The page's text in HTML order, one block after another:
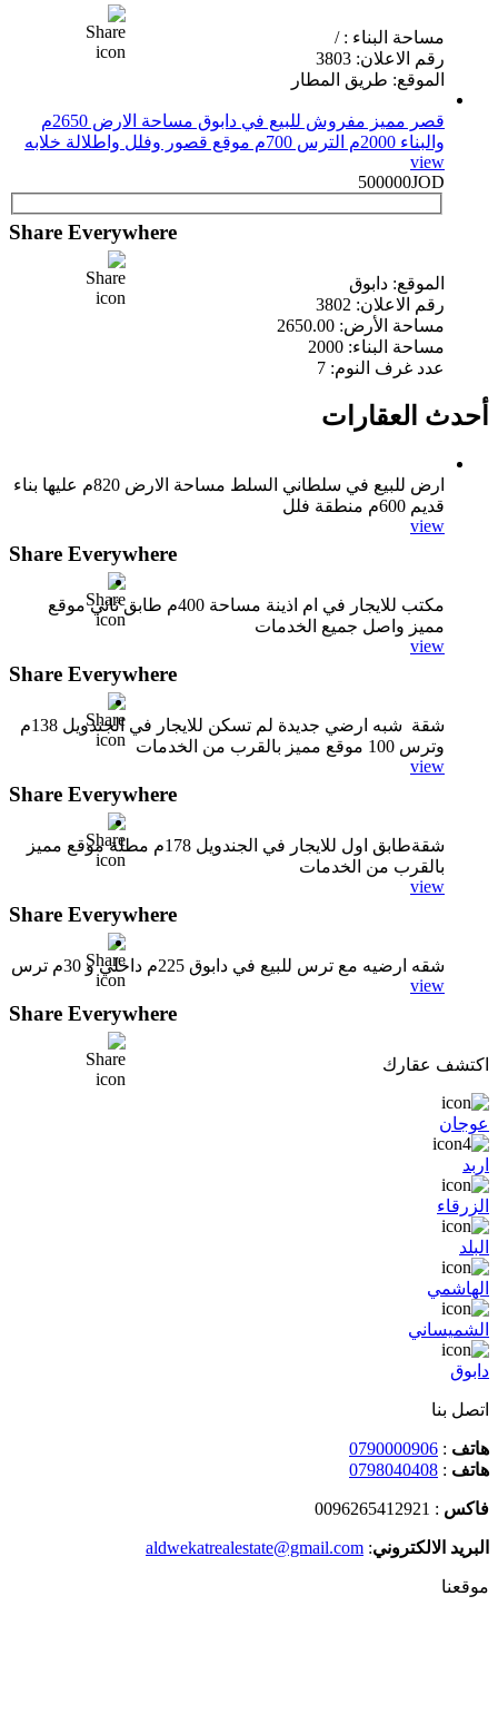
مساحة البناء : /
رقم الاعلان: 3803
الموقع: طريق المطار
قصر مميز مفروش للبيع في دابوق مساحة الارض 2650م
والبناء 2000م الترس 700م موقع قصور وفلل واطلالة خلابه
view
500000JOD
Share Everywhere
الموقع: دابوق
رقم الاعلان: 3802
مساحة الأرض: 2650.00
مساحة البناء: 2000
عدد غرف النوم: 7
أحدث العقارات
ارض للبيع في سلطاني السلط مساحة الارض 820م عليها بناء
قديم 600م منطقة فلل
view
Share Everywhere
مكتب للايجار في ام اذينة مساحة 400م طابق ثاني موقع
مميز واصل جميع الخدمات
view
Share Everywhere
شقة شبه ارضي جديدة لم تسكن للايجار في الجندويل 138م
وترس 100 موقع مميز بالقرب من الخدمات
view
Share Everywhere
شقةطابق اول للايجار في الجندويل 178م مطلة موقع مميز
بالقرب من الخدمات
view
Share Everywhere
شقه ارضيه مع ترس للبيع في دابوق 225م داخلي و 30م ترس
view
Share Everywhere
اكتشف عقارك
عوجان
اربد
الزرقاء
البلد
الهاشمي
الشميساني
دابوق
اتصل بنا
هاتف :
0790000906
هاتف :
0798040408
فاكس : 0096265412921
البريد الالكتروني:
aldwekatrealestate@gmail.com
موقعنا